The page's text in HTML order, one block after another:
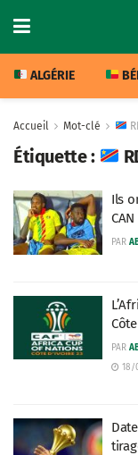
ALGÉRIE
Accueil Mot-clé
Étiquette :
Ils
CAN
PAR
PAR
18/